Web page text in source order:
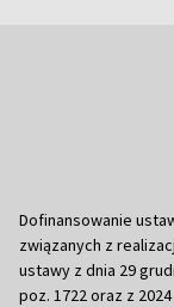
Dofinansowanie
związanych z
ustawy z dnia 29
poz. 1722 oraz z